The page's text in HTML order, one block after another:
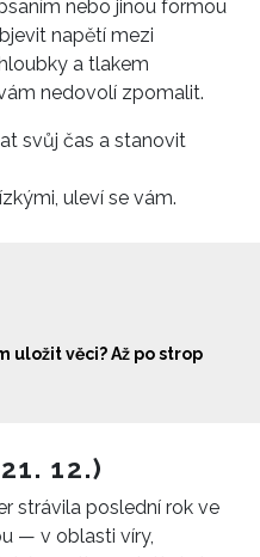
nebo jinou formou
napětí mezi
a tlakem
nedovolí zpomalit.
svůj čas a stanovit
uleví se vám.
uložit věci? Až po strop
12.)
strávila poslední rok ve
— v oblasti víry,